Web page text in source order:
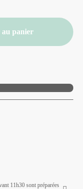
panier
11h30 sont préparées